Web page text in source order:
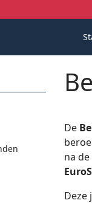
De
na
Deze